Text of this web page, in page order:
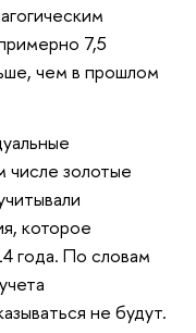
7,5
чем в прошлом
числе золотые
которое
года. По словам
не будут.